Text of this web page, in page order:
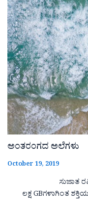
ಅಂತರಂಗದ ಅಲೆಗಳು
October 19, 2019
ಸುಜಾತ ರವೀಶ್
ಲಕ್ಷ GBಗಳಾಗಿಂತ